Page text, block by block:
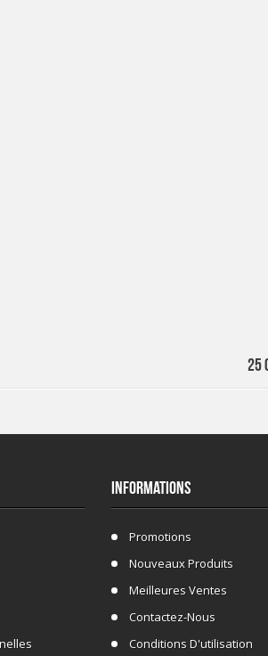
25
INFORMATIONS
Promotions
Nouveaux Produits
Meilleures Ventes
Contactez-Nous
Conditions D'utilisation